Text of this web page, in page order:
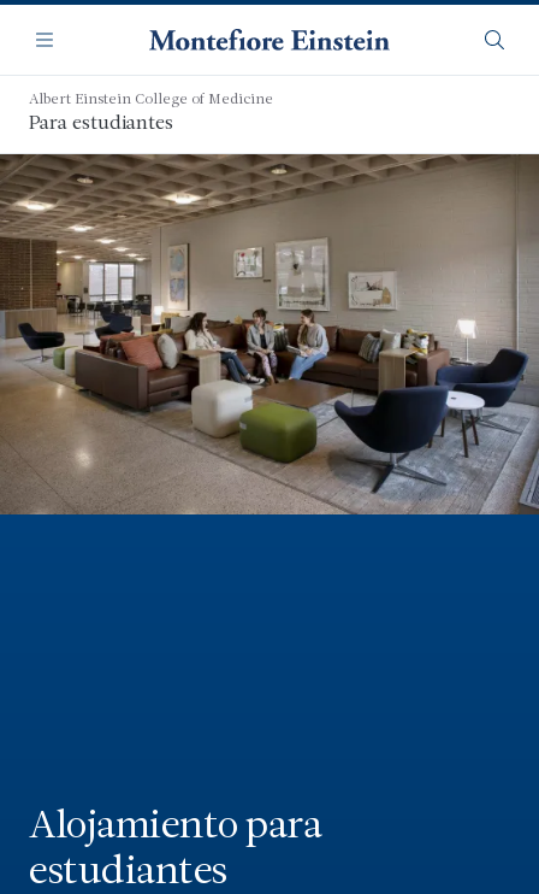
contenido
principal
Navegación
Menú
Albert Einstein College of Medicine
Para estudiantes
Alojamiento para
estudiantes